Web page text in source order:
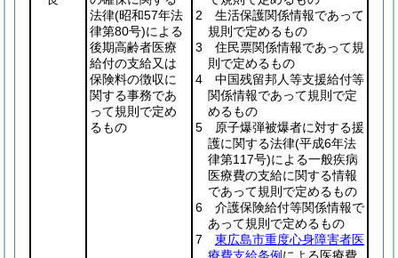
法律(昭和57年法
律第80号)による
後期高齢者医療
給付の支給又は
保険料の徴収に
関する事務であ
って規則で定め
るもの
2 生活保護関係情報であって
規則で定めるもの
3 住民票関係情報であって規
則で定めるもの
4 中国残留邦人等支援給付等
関係情報であって規則で定
めるもの
5 原子爆弾被爆者に対する援
護に関する法律(平成6年法
律第117号)による一般疾病
医療費の支給に関する情報
であって規則で定めるもの
6 介護保険給付等関係情報で
あって規則で定めるもの
7 東広島市重度心身障害者医